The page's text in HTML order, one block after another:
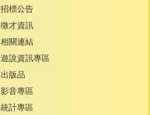
招標公告
徵才資訊
相關連結
遊說資訊專區
出版品
影音專區
統計專區